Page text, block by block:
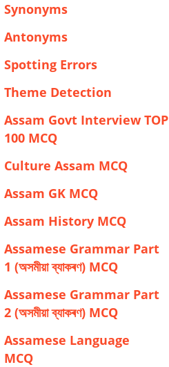
Synonyms
Antonyms
Spotting Errors
Theme Detection
Assam Govt Interview TOP
100 MCQ
Culture Assam MCQ
Assam GK MCQ
Assam History MCQ
Assamese Grammar Part
1 (অসমীয়া ব্যাকৰণ) MCQ
Assamese Grammar Part
2 (অসমীয়া ব্যাকৰণ) MCQ
Assamese Language
MCQ